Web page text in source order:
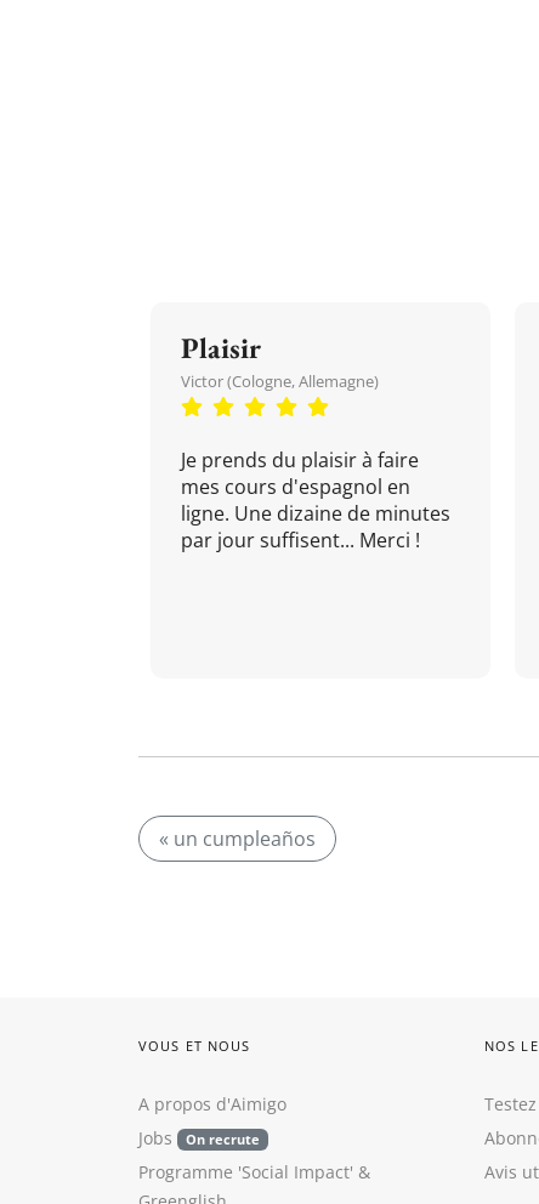
Plaisir
Victor (Cologne, Allemagne)
Je prends du plaisir à faire
mes cours d'espagnol en
ligne. Une dizaine de minutes
par jour suffisent... Merci !
« un cumpleaños
VOUS ET NOUS
A propos d'Aimigo
Jobs
On recrute
Programme 'Social Impact' &
NOS
Avis